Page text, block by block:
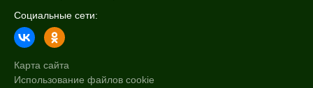
Социальные сети:
Карта сайта
Использование файлов cookie